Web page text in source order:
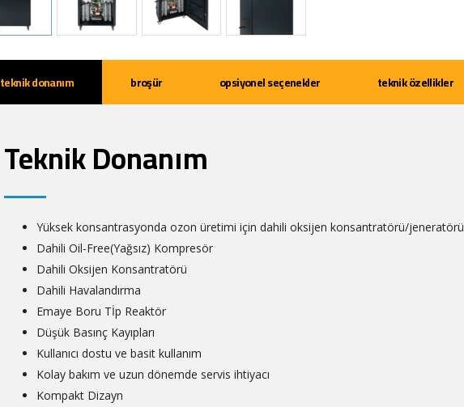
teknik donanım broşür opsiyonel seçenekler teknik özellikler
Teknik Donanım
Yüksek konsantrasyonda ozon üretimi için dahili oksijen konsantratörü/jeneratörü
Dahili Oil-Free(Yağsız) Kompresör
Dahili Oksijen Konsantratörü
Dahili Havalandırma
Emaye Boru Tİp Reaktör
Düşük Basınç Kayıpları
Kullanıcı dostu ve basit kullanım
Kolay bakım ve uzun dönemde servis ihtiyacı
Kompakt Dizayn